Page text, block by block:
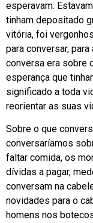
esperavam.
tinham depositado
vitória, foi
para conversar,
conversa era sobre
esperança que
significado a toda
reorientar as suas
Sobre o que
conversaríamos
faltar comida, os
dívidas a pagar,
conversam na
novidades para o
homens nos